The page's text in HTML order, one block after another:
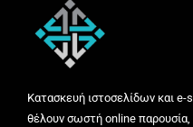
Κατασκευή ιστοσελίδων και e-
θέλουν σωστή online παρουσία,